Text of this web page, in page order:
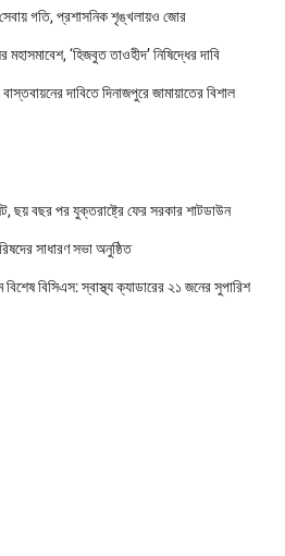
গতি, প্রশাসনিক শৃঙ্খলায়ও জোর
মহাসমাবেশ, ‘হিজবুত তাওহীদ’ নিষিদ্ধের দাবি
দাবিতে দিনাজপুরে জামায়াতের বিশাল
ছয় বছর পর যুক্তরাষ্ট্রে ফের সরকার শাটডাউন
সাধারণ সভা অনুষ্ঠিত
বিসিএস: স্বাস্থ্য ক্যাডারের ২১ জনের সুপারিশ